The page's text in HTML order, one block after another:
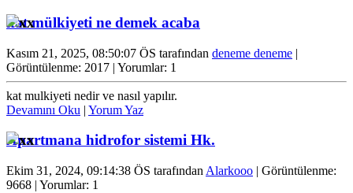
kat mülkiyeti ne demek acaba
Kasım 21, 2025, 08:50:07 ÖS tarafından deneme deneme |
Görüntülenme: 2017 | Yorumlar: 1
kat mulkiyeti nedir ve nasıl yapılır.
Devamını Oku | Yorum Yaz
Apartmana hidrofor sistemi Hk.
Ekim 31, 2024, 09:14:38 ÖS tarafından Alarkooo | Görüntülenme:
9668 | Yorumlar: 1